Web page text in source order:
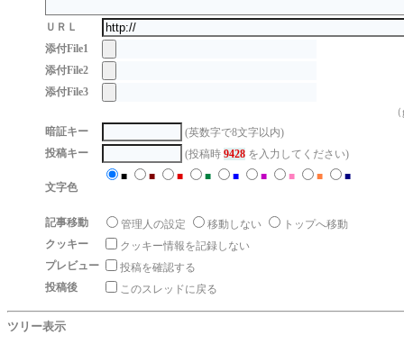
ＵＲＬ
添付File1
添付File2
添付File3
暗証キー
(英数字で8文字以内)
投稿キー
(投稿時 9428 を入力してください)
文字色
■ ■ ■ ■ ■ ■ ■ ■ ■
記事移動 管理人の設定 移動しない
トップへ移動
クッキー
クッキー情報を記録しない
プレビュー
投稿を確認する
投稿後
このスレッドに戻る
ツリー表示